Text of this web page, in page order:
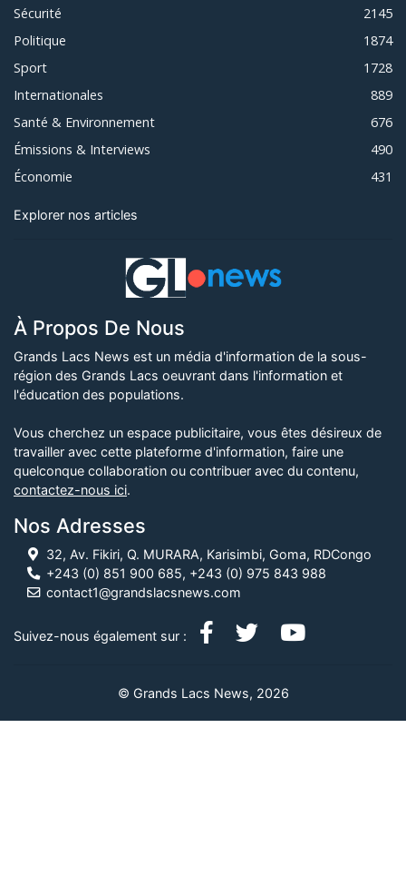
Sécurité
2145
Politique
1874
Sport
1728
Internationales
889
Santé & Environnement
676
Émissions & Interviews
490
Économie
431
Explorer nos articles
À Propos De Nous
Grands Lacs News est un média d'information de la sous-
région des Grands Lacs oeuvrant dans l'information et
l'éducation des populations.
Vous cherchez un espace publicitaire, vous êtes désireux de
travailler avec cette plateforme d'information, faire une
quelconque collaboration ou contribuer avec du contenu,
contactez-nous ici.
Nos Adresses
32, Av. Fikiri, Q. MURARA, Karisimbi, Goma, RDCongo
+243 (0) 851 900 685, +243 (0) 975 843 988
contact1@grandslacsnews.com
Suivez-nous également sur :
© Grands Lacs News, 2026